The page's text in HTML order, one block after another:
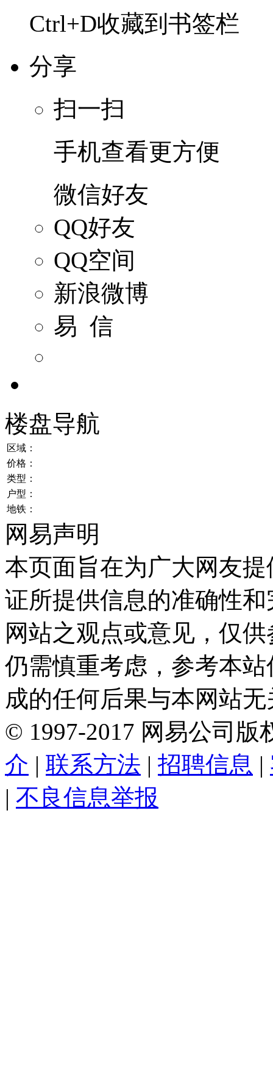
Ctrl+D收藏到书签栏
分享
扫一扫
手机查看更方便
微信好友
QQ好友
QQ空间
新浪微博
易 信
楼盘导航
区域：
价格：
类型：
户型：
地铁：
网易声明
本页面旨在为广大网友
证所提供信息的准确性
网站之观点或意见，仅
仍需慎重考虑，参考本
成的任何后果与本网站
© 1997-2017 网易公司版
介 | 联系方法 | 招聘信息 |
| 不良信息举报